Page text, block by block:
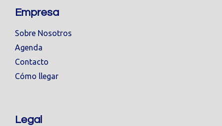
Empresa
Sobre Nosotros
Agenda
Contacto
Cómo llegar
Legal